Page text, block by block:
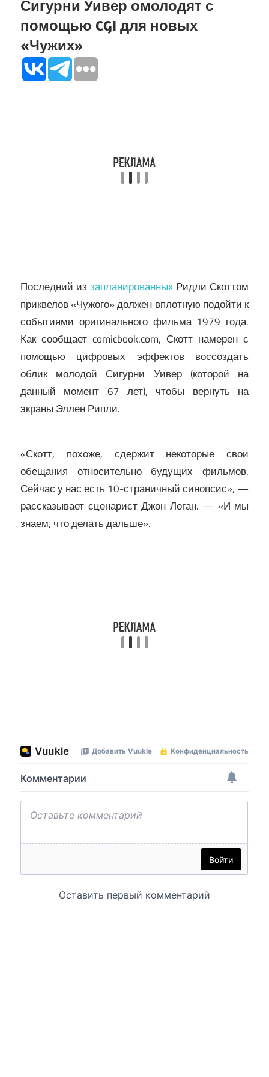
Сигурни Уивер омолодят с
помощью CGI для новых
«Чужих»
Последний иззапланированныхРидли Скоттом
приквелов «Чужого» должен вплотную подойти к
событиями оригинального фильма 1979 года.
Как сообщает comicbook.com, Скотт намерен с
помощью цифровых эффектов воссоздать
облик молодой Сигурни Уивер (которой на
данный момент 67 лет), чтобы вернуть на
экраны Эллен Рипли.
«Скотт, похоже, сдержит некоторые свои
обещания относительно будущих фильмов.
Сейчас у нас есть 10-страничный синопсис», —
рассказывает сценарист Джон Логан. — «И мы
знаем, что делать дальше».